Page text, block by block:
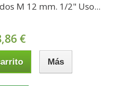
M 12 mm. 1/2" Uso...
€
Más